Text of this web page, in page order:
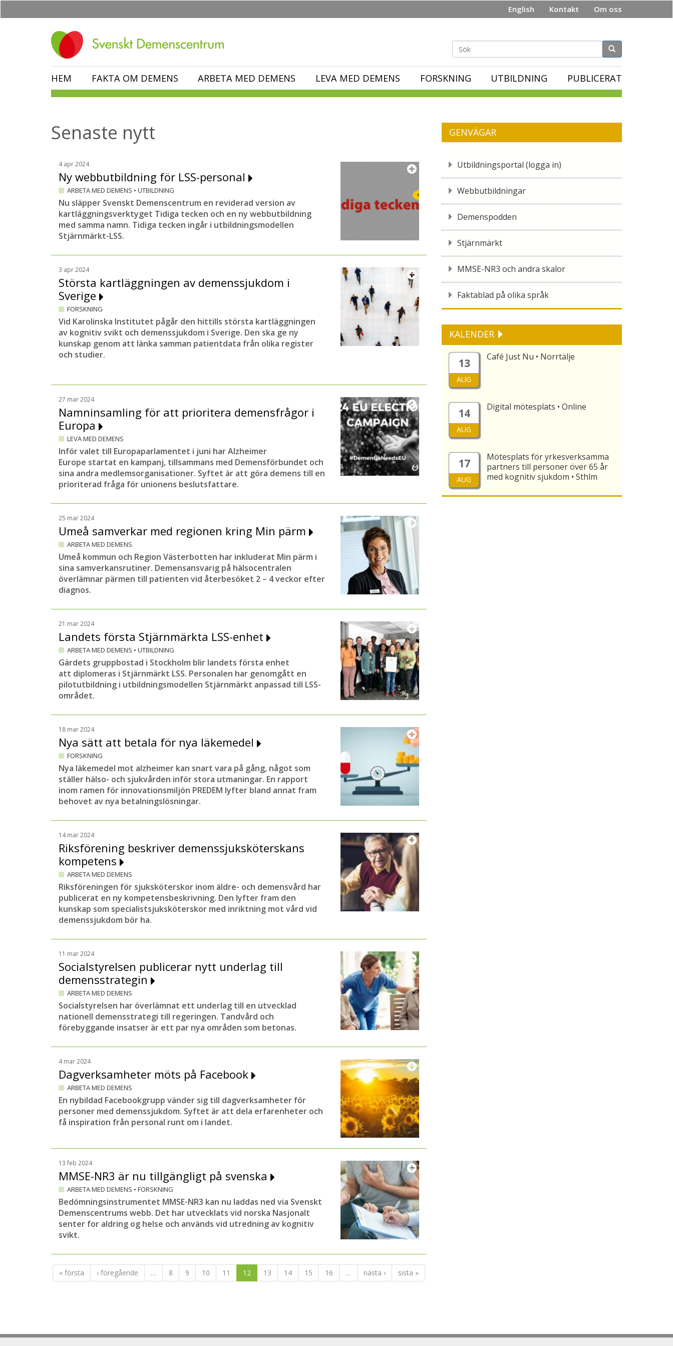
English Kontakt Om oss
Sökformulär
HEM FAKTA OM DEMENS ARBETA MED DEMENS LEVA MED DEMENS FORSKNING UTBILDNING PUBLICERAT
Senaste nytt
4 apr 2024
Ny webbutbildning för LSS-personal
ARBETA MED DEMENS • UTBILDNING
Nu släpper Svenskt Demenscentrum en reviderad version av
kartläggningsverktyget Tidiga tecken och en ny webbutbildning
med samma namn. Tidiga tecken ingår i utbildningsmodellen
Stjärnmärkt-LSS.
3 apr 2024
Största kartläggningen av demenssjukdom i
Sverige
FORSKNING
Vid Karolinska Institutet pågår den hittills största kartläggningen
av kognitiv svikt och demenssjukdom i Sverige. Den ska ge ny
kunskap genom att länka samman patientdata från olika register
och studier.
27 mar 2024
Namninsamling för att prioritera demensfrågor i
Europa
LEVA MED DEMENS
Inför valet till Europaparlamentet i juni har Alzheimer
Europe startat en kampanj, tillsammans med Demensförbundet och
sina andra medlemsorganisationer. Syftet är att göra demens till en
prioriterad fråga för unionens beslutsfattare.
25 mar 2024
Umeå samverkar med regionen kring Min pärm
ARBETA MED DEMENS
Umeå kommun och Region Västerbotten har inkluderat Min pärm i
sina samverkansrutiner. Demensansvarig på hälsocentralen
överlämnar pärmen till patienten vid återbesöket 2 – 4 veckor efter
diagnos.
21 mar 2024
Landets första Stjärnmärkta LSS-enhet
ARBETA MED DEMENS • UTBILDNING
Gärdets gruppbostad i Stockholm blir landets första enhet
att diplomeras i Stjärnmärkt LSS. Personalen har genomgått en
pilotutbildning i utbildningsmodellen Stjärnmärkt anpassad till LSS-
området.
18 mar 2024
Nya sätt att betala för nya läkemedel
FORSKNING
Nya läkemedel mot alzheimer kan snart vara på gång, något som
ställer hälso- och sjukvården inför stora utmaningar. En rapport
inom ramen för innovationsmiljön PREDEM lyfter bland annat fram
behovet av nya betalningslösningar.
14 mar 2024
Riksförening beskriver demenssjuksköterskans
kompetens
ARBETA MED DEMENS
Riksföreningen för sjuksköterskor inom äldre- och demensvård har
publicerat en ny kompetensbeskrivning. Den lyfter fram den
kunskap som specialistsjuksköterskor med inriktning mot vård vid
demenssjukdom bör ha.
11 mar 2024
Socialstyrelsen publicerar nytt underlag till
demensstrategin
ARBETA MED DEMENS
Socialstyrelsen har överlämnat ett underlag till en utvecklad
nationell demensstrategi till regeringen. Tandvård och
förebyggande insatser är ett par nya områden som betonas.
4 mar 2024
Dagverksamheter möts på Facebook
ARBETA MED DEMENS
En nybildad Facebookgrupp vänder sig till dagverksamheter för
personer med demenssjukdom. Syftet är att dela erfarenheter och
få inspiration från personal runt om i landet.
13 feb 2024
MMSE-NR3 är nu tillgängligt på svenska
ARBETA MED DEMENS • FORSKNING
Bedömningsinstrumentet MMSE-NR3 kan nu laddas ned via Svenskt
Demenscentrums webb. Det har utvecklats vid norska Nasjonalt
senter for aldring og helse och används vid utredning av kognitiv
svikt.
« första ‹ föregående … 8 9 10 11 12 13 14 15 16 … nästa › sista »
GENVÄGAR
Utbildningsportal (logga in)
Webbutbildningar
Demenspodden
Stjärnmärkt
MMSE-NR3 och andra skalor
Faktablad på olika språk
KALENDER
13
AUG
Café Just Nu • Norrtälje
14
AUG
Digital mötesplats • Online
17
AUG
Mötesplats för yrkesverksamma
partners till personer över 65 år
med kognitiv sjukdom • Sthlm